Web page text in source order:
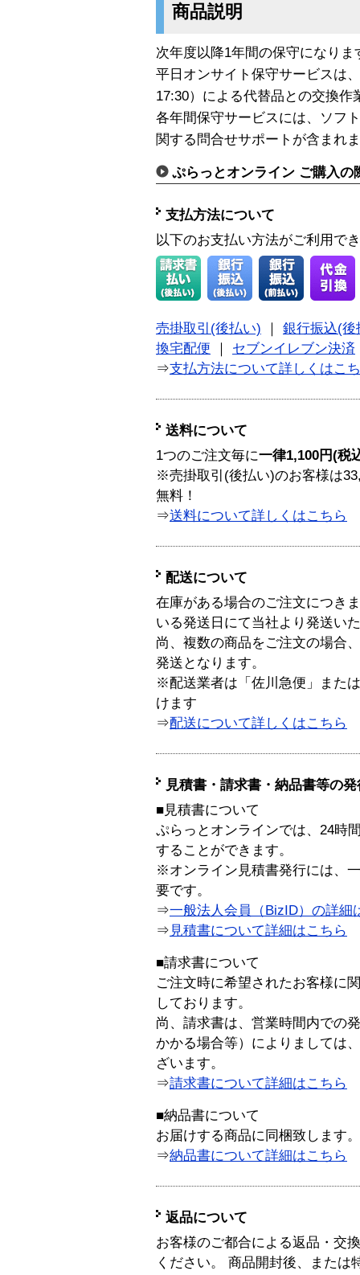
商品説明
次年度以降1年間の保守になりま
平日オンサイト保守サービスは
17:30）による代替品との交換作
各年間保守サービスには、ソフ
関する問合せサポートが含まれ
ぷらっとオンライン ご購入の
支払方法について
以下のお支払い方法がご利用で
売掛取引(後払い)
銀行振込(後
換宅配便
セブンイレブン決済
⇒支払方法について詳しくはこ
送料について
1つのご注文毎に一律1,100円(税
※売掛取引(後払い)のお客様は
無料！
⇒送料について詳しくはこちら
配送について
在庫がある場合のご注文につき
いる発送日にて当社より発送い
尚、複数の商品をご注文の場合
発送となります。
※配送業者は「佐川急便」また
けます
⇒配送について詳しくはこちら
見積書・請求書・納品書等の
■見積書について
ぷらっとオンラインでは、24時
することができます。
※オンライン見積書発行には、
要です。
⇒一般法人会員（BizID）の詳細
⇒ 見積書について詳細はこちら
■請求書について
ご注文時に希望されたお客様に
しております。
尚、請求書は、営業時間内での
かかる場合等）によりましては
ざいます。
⇒請求書について詳細はこちら
■納品書について
お届けする商品に同梱致します。
⇒納品書について詳細はこちら
返品について
お客様のご都合による返品・交
ください。 商品開封後、または